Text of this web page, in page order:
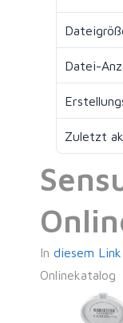
Datei-
Zuletzt
In diesem Link
Onlinekatalog